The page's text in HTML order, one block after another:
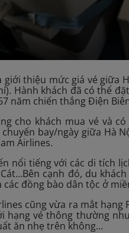
giới thiệu mức giá vé giữa
Hành khách đã có thể
năm chiến thắng Điện
cho khách mua vé và
bay/ngày giữa Hà
Airlines.
nổi tiếng với các di tích
cạnh đó, du
các đồng bào dân tộc ở
cũng vừa ra mắt
hạng vé thông thường
ăn nhẹ trên không…